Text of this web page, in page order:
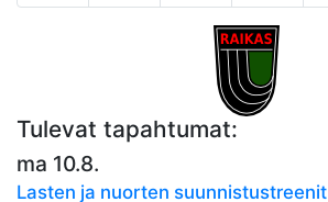
Tulevat tapahtumat:
ma 10.8.
Lasten ja nuorten suunnistustreenit